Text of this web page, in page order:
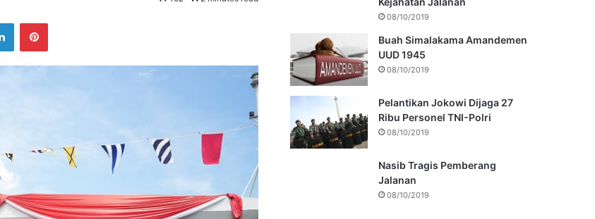
LinkedInPinterest
08/10/2019
Buah Simalakama Amandemen
UUD 1945
08/10/2019
Pelantikan Jokowi Dijaga 27
Ribu Personel TNI-Polri
08/10/2019
Nasib Tragis Pemberang
Jalanan
08/10/2019